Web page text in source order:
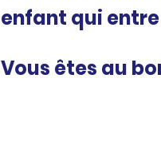
enfant qui entre
Vous êtes au